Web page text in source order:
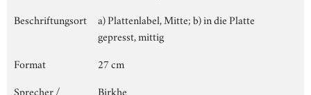
Beschriftungsort
a) Plattenlabel, Mitte; b) in die Platte
gepresst, mittig
Format
27 cm
Sprecher /
Birkhe